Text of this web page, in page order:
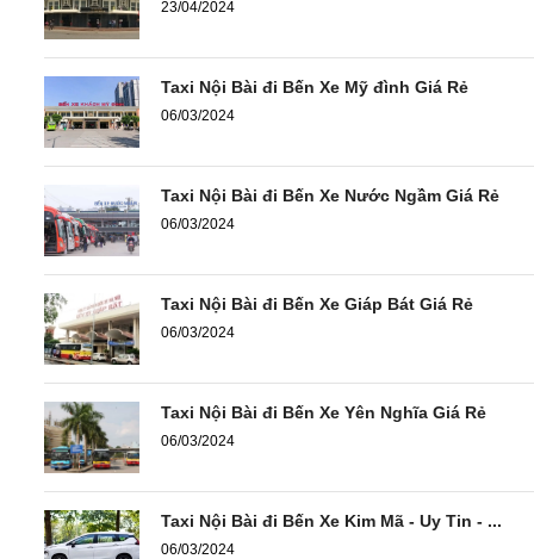
23/04/2024
Taxi Nội Bài đi Bến Xe Mỹ đình Giá Rẻ
06/03/2024
Taxi Nội Bài đi Bến Xe Nước Ngầm Giá Rẻ
06/03/2024
Taxi Nội Bài đi Bến Xe Giáp Bát Giá Rẻ
06/03/2024
Taxi Nội Bài đi Bến Xe Yên Nghĩa Giá Rẻ
06/03/2024
Taxi Nội Bài đi Bến Xe Kim Mã - Uy Tin - ...
06/03/2024